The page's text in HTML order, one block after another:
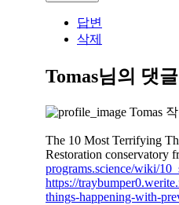
답변
삭제
Tomas님의 댓글
Tomas
The 10 Most Terrifying
Restoration conservatory
programs.science/wiki/
https://
things-happening-with-